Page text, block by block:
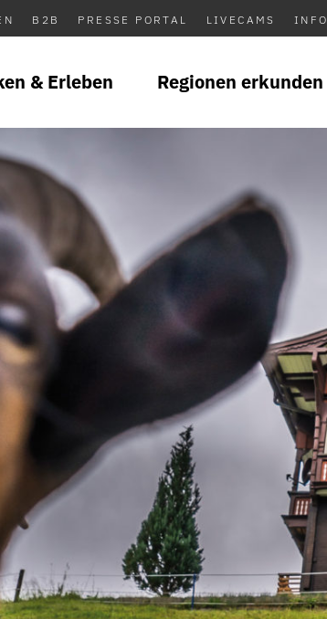
B2B PRESSE PORTAL LIVECAMS
& Erleben Regionen erkunden